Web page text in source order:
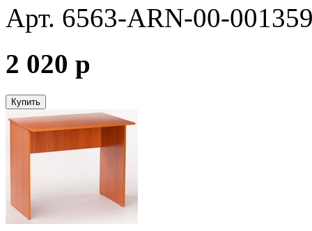
Арт. 6563-ARN-00-
2 020 p
Купить